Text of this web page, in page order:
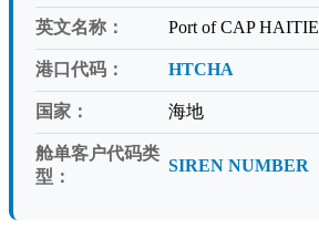
英文名称： Port of CAP
港口代码： HTCHA
国家： 海地
舱单客户代码类
型：
SIREN NUMBER